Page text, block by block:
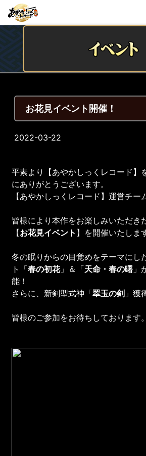
お花見イベント開催！
2022-03-22
平素より【あやかしっくレコード】
にありがとうございます。
【あやかしっくレコード】運営チー
皆様により本作をお楽しみいただき
【お花見イベント 】を開催いたしま
冬の眠りからの目覚めをテーマにし
ト「春の初花」＆「天命・春の曙 」
能！
さらに、新剣型式神「翠玉の剣 」獲
皆様のご参加をお待ちしております。